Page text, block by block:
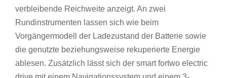
verbleibende Reichweite anzeigt. An zwei
Rundinstrumenten lassen sich wie beim
Vorgängermodell der Ladezustand der Batterie sowie
die genutzte beziehungsweise rekuperierte Energie
ablesen. Zusätzlich lässt sich der smart fortwo electric